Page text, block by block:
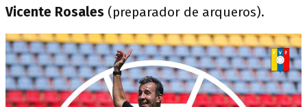
Vicente Rosales (preparador de arqueros).